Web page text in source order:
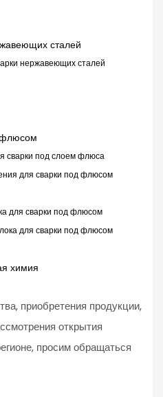
сталей
нержавеющих сталей
флюсом
сварки под слоем флюса
для сварки под флюсом
для сварки под флюсом
для сварки под флюсом
химия
приобретения продукции,
открытия
просим обращаться